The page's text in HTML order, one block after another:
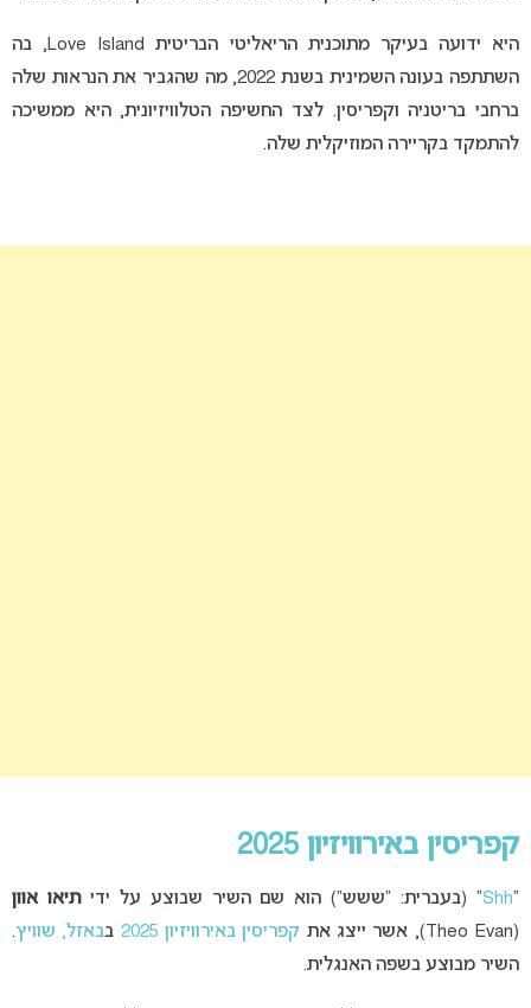
היא ידועה בעיקר מתוכנית הריאליטי הבריטית Love Island, בה
השתתפה בעונה השמינית בשנת 2022, מה שהגביר את הנראות שלה
ברחבי בריטניה וקפריסין. לצד החשיפה הטלוויזיונית, היא ממשיכה
להתמקד בקריירה המוזיקלית שלה.
קפריסין באירוויזיון 2025
“
Shh” (בעברית: “ששש”) הוא שם השיר שבוצע על ידיתיאו אוון
(Theo Evan), אשר ייצג את
קפריסין באירוויזיון 2025 בבאזל, שוויץ.
השיר מבוצע בשפה האנגלית.